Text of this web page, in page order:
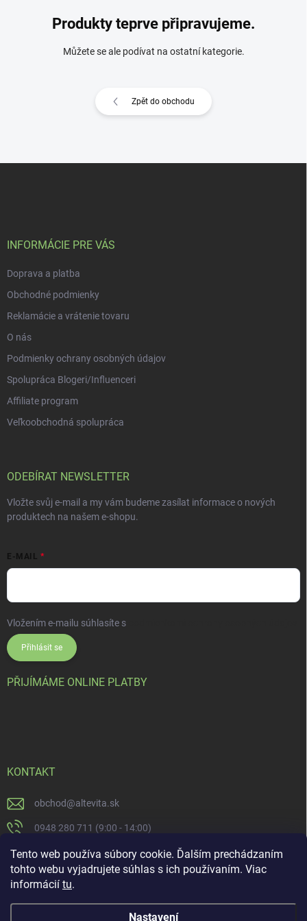
Tento web používa súbory cookie. Ďalším prechádzaním
tohto webu vyjadrujete súhlas s ich používaním. Viac
informácií tu.
Nastavení
Produkty teprve připravujeme.
Můžete se ale podívat na ostatní kategorie.
Zpět do obchodu
INFORMÁCIE PRE VÁS
Doprava a platba
Obchodné podmienky
Reklamácie a vrátenie tovaru
O nás
Podmienky ochrany osobných údajov
Spolupráca Blogeri/Influenceri
Affiliate program
Veľkoobchodná spolupráca
ODEBÍRAT NEWSLETTER
Vložte svůj e-mail a my vám budeme zasílat informace o nových
produktech na našem e-shopu.
E-MAIL
Vložením e-mailu súhlasíte s
Přihlásit se
PŘIJÍMÁME ONLINE PLATBY
KONTAKT
obchod@altevita.sk
0948 280 711 (9:00 - 14:00)
Altevita.sk
altevita